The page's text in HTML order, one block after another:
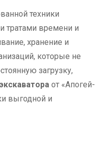
техники
тратами времени и
хранение и
которые не
загрузку,
от «Апогей-
выгодной и